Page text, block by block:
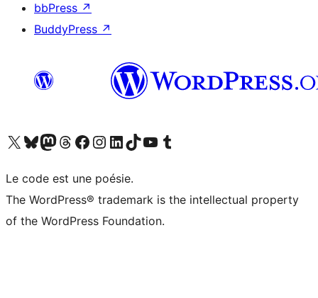
bbPress ↗
BuddyPress ↗
Visitez notre compte X (précédemment Twitter)
Visiter notre compte Bluesky
Visiter notre compte Mastodon
Visiter notre compte Threads
Consulter notre compte Facebook
Consulter notre compte Instagram
Consulter notre compte LinkedIn
Visiter notre compte TokTok
Visiter notre chaîne YouTube
Visiter notre compte Tumblr
Le code est une poésie.
The WordPress® trademark is the intellectual property
of the WordPress Foundation.